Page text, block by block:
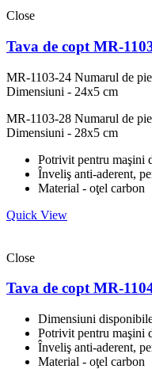
Close
Tava de copt MR-
MR-1103-24 Numarul de
Dimensiuni - 24x5 cm
MR-1103-28 Numarul de
Dimensiuni - 28x5 cm
Potrivit pentru maşini
Înveliş anti-aderent,
Material - oţel carbon
Quick View
Close
Tava de copt MR-
Dimensiuni
Potrivit pentru maşini
Înveliş anti-aderent,
Material - oţel carbon